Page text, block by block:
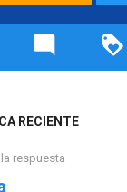
RECIENTE
respuesta